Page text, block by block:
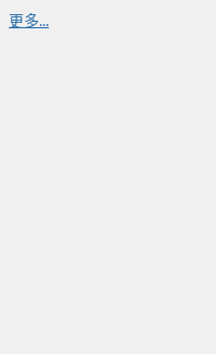
更多...